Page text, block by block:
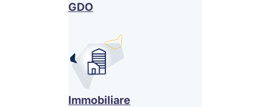
GDO
Immobiliare